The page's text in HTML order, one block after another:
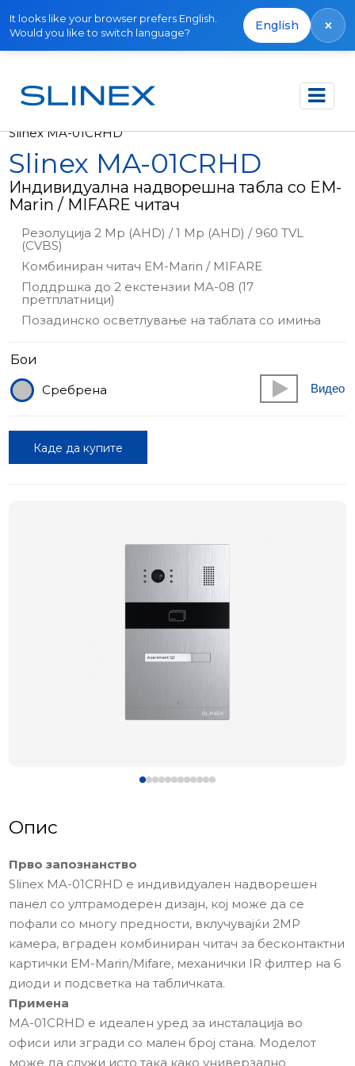
It looks like your browser prefers English.
Would you like to switch language?
English ×
Почетна Производи Надворешни панели
Slinex MA-01CRHD
Slinex MA-01CRHD
Индивидуална надворешна табла со EM-
Marin / MIFARE читач
Резолуција 2 Mp (AHD) / 1 Mp (AHD) / 960 TVL
(CVBS)
Комбиниран читач EM-Marin / MIFARE
Поддршка до 2 екстензии MA-08 (17
претплатници)
Позадинско осветлување на таблата со имиња
Бои
Сребрена
Видео
Каде да купите
Опис
Прво запознанство
Slinex MA-01CRHD е индивидуален надворешен
панел со ултрамодерен дизајн, кој може да се
пофали со многу предности, вклучувајќи 2MP
камера, вграден комбиниран читач за бесконтактни
картички EM-Marin/Mifare, механички IR филтер на 6
диоди и подсветка на табличката.
Примена
MA-01CRHD е идеален уред за инсталација во
офиси или згради со мален број стана. Моделот
може да служи исто така како универзално